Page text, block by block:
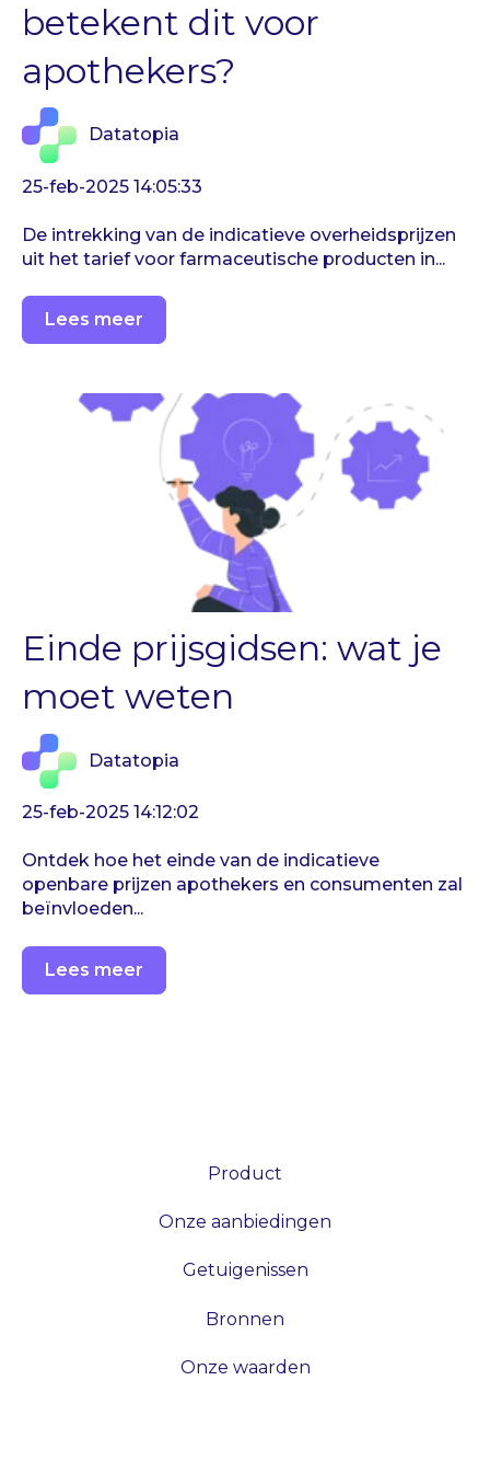
betekent dit voor
apothekers?
Datatopia
25-feb-2025 14:05:33
De intrekking van de indicatieve overheidsprijzen
uit het tarief voor farmaceutische producten in...
Lees meer
Einde prijsgidsen: wat je
moet weten
Datatopia
25-feb-2025 14:12:02
Ontdek hoe het einde van de indicatieve
openbare prijzen apothekers en consumenten zal
beïnvloeden...
Lees meer
Product
Onze aanbiedingen
Getuigenissen
Bronnen
Onze waarden